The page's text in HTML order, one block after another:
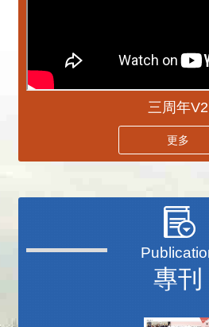
三周年V2
更多
專刊